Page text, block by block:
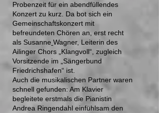
Probenzeit für ein abendfüllendes
Konzert zu kurz. Da bot sich ein
Gemeinschaftskonzert mit
befreundeten Chören an, erst recht
als Susanne Wagner, Leiterin des
Ailinger Chors „Klangvoll“, zugleich
Vorsitzende im „Sängerbund
Friedrichshafen“ ist.
Auch die musikalischen Partner waren
schnell gefunden: Am Klavier
begleitete erstmals die Pianistin
Andrea Ringendahl einfühlsam den